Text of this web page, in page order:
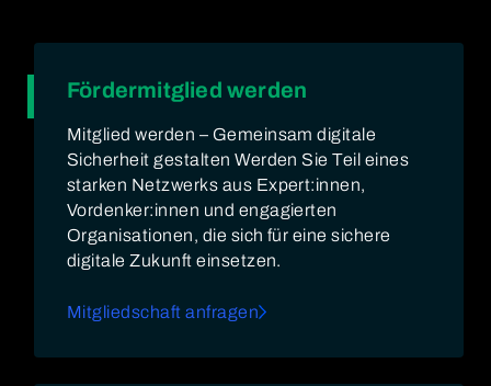
Fördermitglied werden
Mitglied werden – Gemeinsam digitale
Sicherheit gestalten Werden Sie Teil eines
starken Netzwerks aus Expert:innen,
Vordenker:innen und engagierten
Organisationen, die sich für eine sichere
digitale Zukunft einsetzen.
Mitgliedschaft anfragen